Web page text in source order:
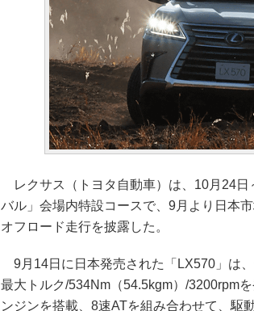
レクサス（トヨタ自動車）は、10月24日
バル」会場内特設コースで、9月より日本
オフロード走行を披露した。
9月14日に日本発売された「LX570」は
最大トルク/534Nm（54.5kgm）/3200rpm
ンジンを搭載、8速ATを組み合わせて、駆